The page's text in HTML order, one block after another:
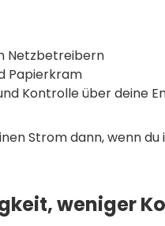
Netzbetreibern
Papierkram
Kontrolle über deine
Strom dann, wenn
weniger